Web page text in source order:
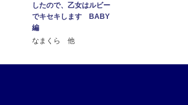
したので、乙女はルビー
でキセキします BABY
編
なまくら 他